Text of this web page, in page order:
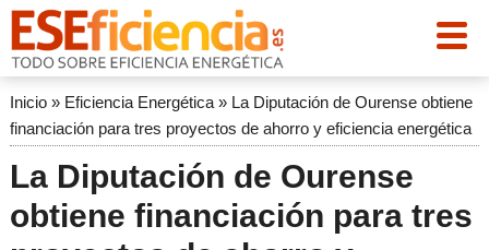
Inicio» Eficiencia Energética» La Diputación de Ourense obtiene
financiación para tres proyectos de ahorro y eficiencia energética
La Diputación de Ourense
obtiene financiación para tres